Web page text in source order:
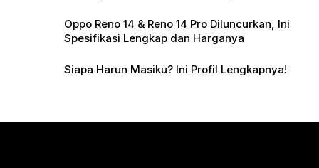
Oppo Reno 14 & Reno 14 Pro Diluncurkan, Ini
Spesifikasi Lengkap dan Harganya
Siapa Harun Masiku? Ini Profil Lengkapnya!